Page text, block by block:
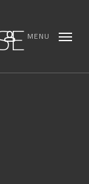
accountMENU